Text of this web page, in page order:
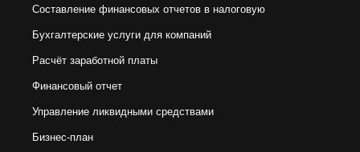
Составление финансовых отчетов в налоговую
Бухгалтерские услуги для компаний
Расчёт заработной платы
Финансовый отчет
Управление ликвидными средствами
Бизнес-план